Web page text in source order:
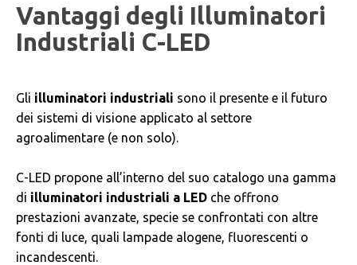
Vantaggi degli Illuminatori
Industriali C-LED
Gli illuminatori industriali sono il presente e il futuro
dei sistemi di visione applicato al settore
agroalimentare (e non solo).
C-LED propone all’interno del suo catalogo una gamma
di illuminatori industriali a LED che offrono
prestazioni avanzate, specie se confrontati con altre
fonti di luce, quali lampade alogene, fluorescenti o
incandescenti.